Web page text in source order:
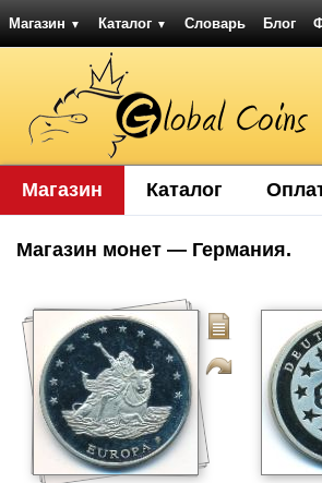
Магазин ▼ Каталог ▼ Словарь Блог
Магазин Каталог
Магазин монет — Германия.